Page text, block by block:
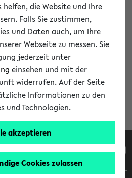
sich im Verlauf Ihrer eKVV
die Website und Ihre
Falls Sie zustimmen,
und Daten auch, um Ihre
Webseite zu messen. Sie
jederzeit unter
einsehen und mit der
widerrufen. Auf der Seite
Informationen zu den
und Technologien.
akzeptieren
Cookies zulassen